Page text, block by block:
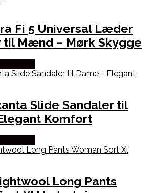
Fi 5 Universal Læder
til Mænd – Mørk Skygge
Slide Sandaler til
Komfort
Long Pants